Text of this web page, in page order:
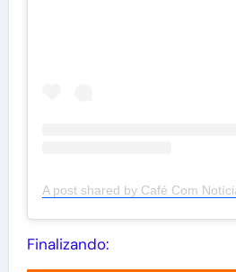
A post shared by Café Com
Finalizando: